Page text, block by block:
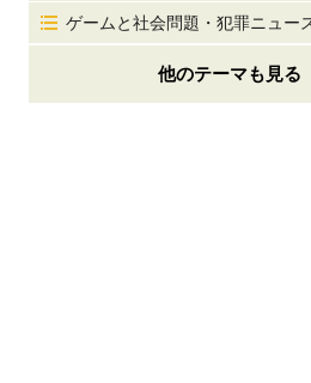
ゲームと社会問題・犯罪ニュー
他のテーマも見る